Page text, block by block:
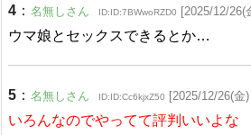
4 ： 名無しさん ID:ID:7BWwoRZD0 [2025/12/26(
ウマ娘とセックスできるとか…
5 ： 名無しさん ID:ID:Cc6kjxZ50 [2025/12/26(金
いろんなのでやってて評判いいよな